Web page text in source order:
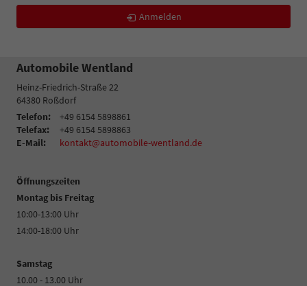
Anmelden
Automobile Wentland
Heinz-Friedrich-Straße 22
64380 Roßdorf
Telefon:
+49 6154 5898861
Telefax:
+49 6154 5898863
E-Mail:
kontakt@automobile-wentland.de
Öffnungszeiten
Montag bis Freitag
10:00-13:00 Uhr
14:00-18:00 Uhr
Samstag
10.00 - 13.00 Uhr